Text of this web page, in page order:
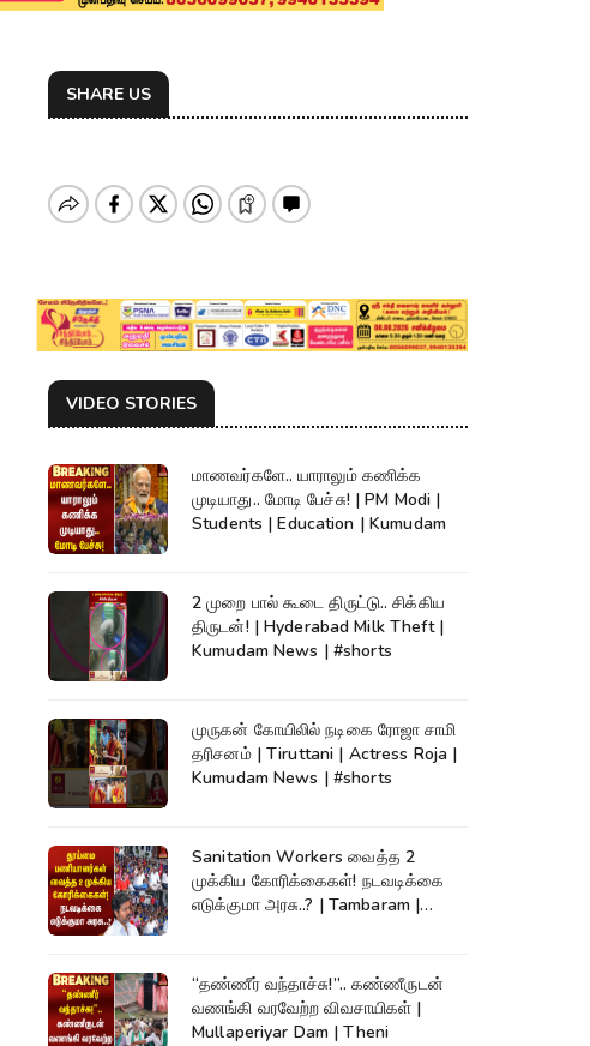
SHARE US
VIDEO STORIES
மாணவர்களே.. யாராலும் கணிக்க
முடியாது.. மோடி பேச்சு! | PM Modi |
Students | Education | Kumudam
2 முறை பால் கூடை திருட்டு.. சிக்கிய
திருடன்! | Hyderabad Milk Theft |
Kumudam News | #shorts
முருகன் கோயிலில் நடிகை ரோஜா சாமி
தரிசனம் | Tiruttani | Actress Roja |
Kumudam News | #shorts
Sanitation Workers வைத்த 2
முக்கிய கோரிக்கைகள்! நடவடிக்கை
எடுக்குமா அரசு..? | Tambaram |
“தண்ணீர் வந்தாச்சு!”.. கண்ணீருடன்
வணங்கி வரவேற்ற விவசாயிகள் |
Mullaperiyar Dam | Theni